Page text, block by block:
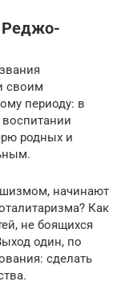
Реджо-
своим
периоду: в
родных и
начинают
Как
не боящихся
один, по
сделать